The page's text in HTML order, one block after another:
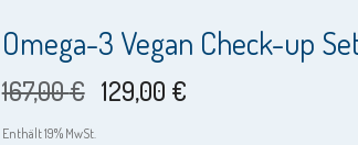
Omega-3 Vegan Check-up
167,00€ Ursprünglicher
129,00 €Aktueller
Enthält 19% MwSt.